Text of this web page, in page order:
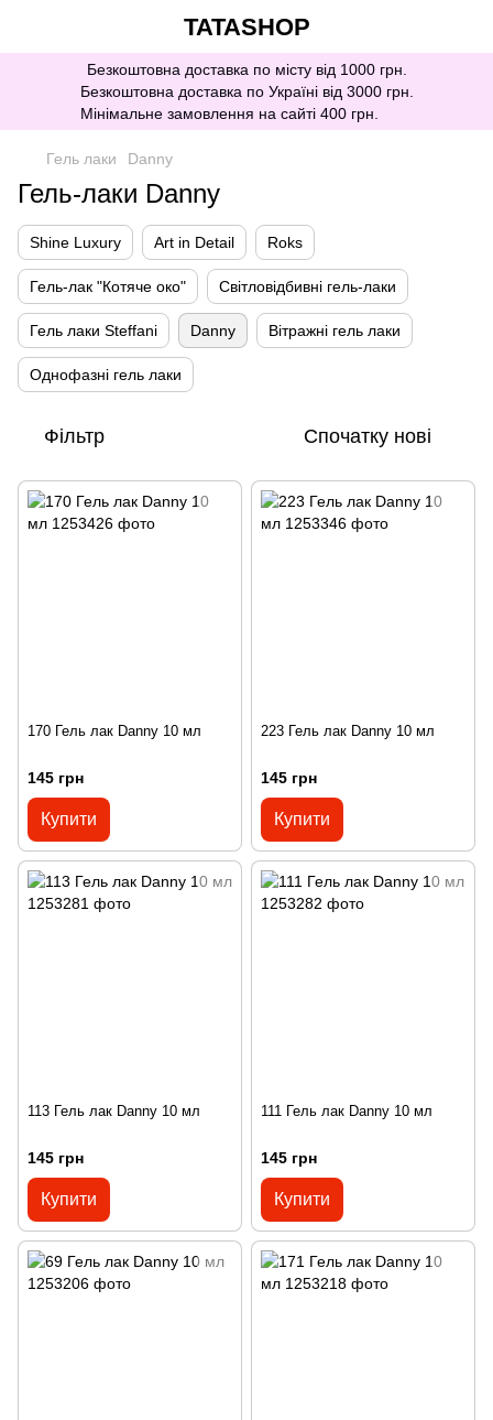
TATASHOP
Безкоштовна доставка по місту від 1000 грн.
Безкоштовна доставка по Україні від 3000 грн.
Мінімальне замовлення на сайті 400 грн.
Гель лаки Danny
Гель-лаки Danny
Shine Luxury Art in Detail Roks
Гель-лак "Котяче око" Світловідбивні гель-лаки
Гель лаки Steffani Danny Вітражні гель лаки
Однофазні гель лаки
Фільтр Спочатку нові
170 Гель лак Danny 10 мл
145 грн
Купити
223 Гель лак Danny 10 мл
145 грн
Купити
113 Гель лак Danny 10 мл
145 грн
Купити
111 Гель лак Danny 10 мл
145 грн
Купити